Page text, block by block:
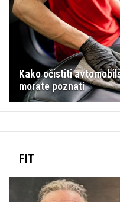
Kako očistiti
morate poznati
FIT